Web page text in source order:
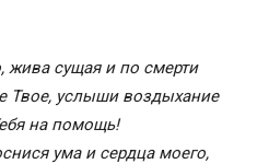
жива сущая и по смерти
Твое, услыши воздыхание
на помощь!
ума и сердца моего,